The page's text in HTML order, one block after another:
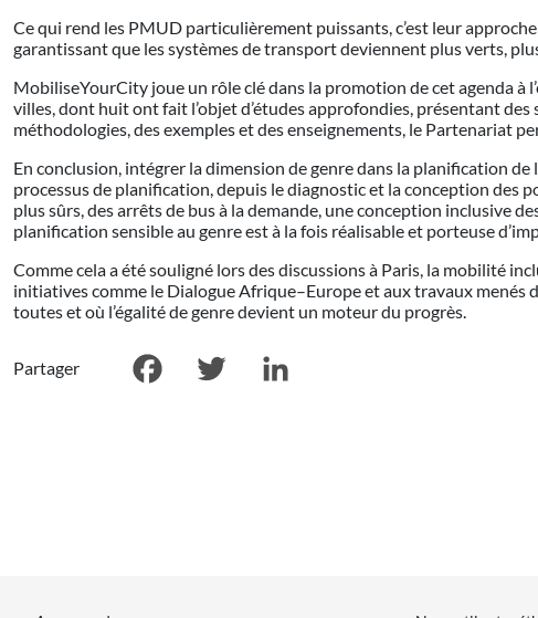
Ce qui rend les PMUD particulièrement puissants, c’est leur
garantissant que les systèmes de transport deviennent plus verts,
MobiliseYourCity joue un rôle clé dans la promotion de cet agenda à
villes, dont huit ont fait l’objet d’études approfondies, présentant
méthodologies, des exemples et des enseignements, le Partenariat
En conclusion, intégrer la dimension de genre dans la planification de
processus de planification, depuis le diagnostic et la conception des
plus sûrs, des arrêts de bus à la demande, une conception inclusive
planification sensible au genre est à la fois réalisable et porteuse
Comme cela a été souligné lors des discussions à Paris, la mobilité
initiatives comme le Dialogue Afrique–Europe et aux travaux
toutes et où l’égalité de genre devient un moteur du progrès.
Partager